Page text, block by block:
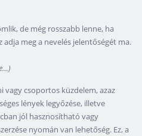
de még rosszabb lenne, ha
meg a nevelés jelentőségét ma.
vagy csoportos küzdelem, azaz
lények legyőzése, illetve
jól hasznosítható vagy
nyomán van lehetőség. Ez, a